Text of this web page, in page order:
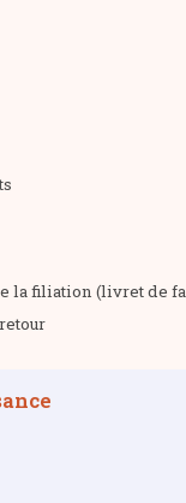
la filiation (livret de